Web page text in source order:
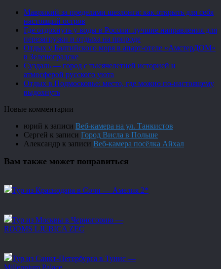
Маврикий за пределами шезлонга: как открыть для себя
настоящий остров
Где отдохнуть у воды в России: лучшие направления для
перезагрузки и отдыха на природе
Отдых у Балтийского моря в апарт-отеле «АмстерДОМ»
в Зеленоградске
Суздаль — город с тысячелетней историей и
атмосферой русского уюта
Отдых в Подмосковье: место, где можно по-настоящему
выдохнуть
Новые комментарии
юрий к записи Веб-камера на ул. Танкистов
Сергей к записи Город Висла в Польше
Александр к записи Веб-камера посёлка Айхал
Вам также может понравиться
Тур из Краснодара в Сочи — Амелия 2*
Тур из Москвы в Черногорию —
ROOMS LJUBICA ZEC
Тур из Санкт-Петербурга в Тунис —